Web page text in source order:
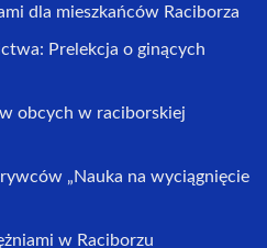
dla mieszkańców Raciborza
Prelekcja o ginących
obcych w raciborskiej
„Nauka na wyciągnięcie
w Raciborzu